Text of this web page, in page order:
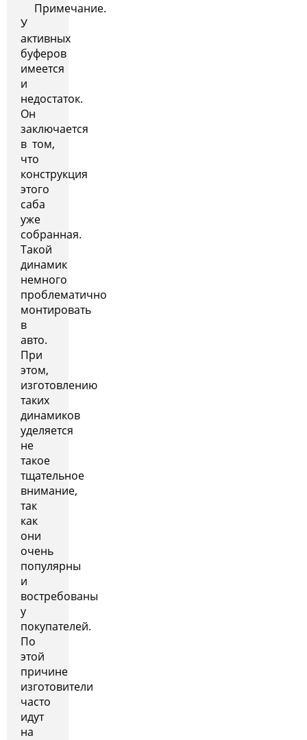
Примечание.
У
активных
буферов
имеется
и
недостаток.
Он
заключается
в том,
что
конструкция
этого
саба
уже
собранная.
Такой
динамик
немного
проблематично
монтировать
в
авто.
При
этом,
изготовлению
таких
динамиков
уделяется
не
такое
тщательное
внимание,
так
как
они
очень
популярны
и
востребованы
у
покупателей.
По
этой
причине
изготовители
часто
идут
на